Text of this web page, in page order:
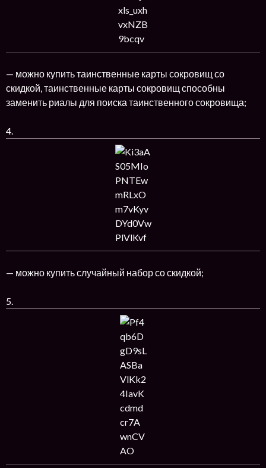
— можно купить таинственные карты сокровищ со
скидкой, таинственные карты сокровищ способны
заменить риалы для поиска таинственного сокровища;
4.
— можно купить случайный набор со скидкой;
5.